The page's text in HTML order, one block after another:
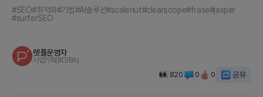
#SEO#최적화#기법#AI솔루션#scalenut#clearscope#frase#jasper
#surferSEO
렛플운영자
사업기획(BD/BA)
820 0 0 공유